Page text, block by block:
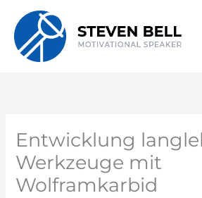
content
Entwicklung
Werkzeuge mit
Wolframkarbid